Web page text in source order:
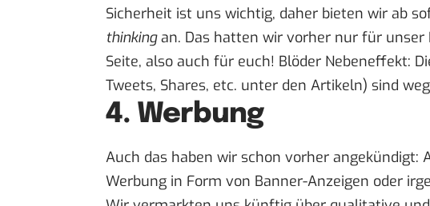
Sicherheit ist uns wichtig, daher bieten wir ab
thinkingan. Das hatten wir vorher nur für unser
Seite, also auch für euch! Blöder Nebeneffekt:
Tweets, Shares, etc. unter den Artikeln) sind
4. Werbung
Auch das haben wir schon vorher angekündigt:
Werbung in Form von Banner-Anzeigen oder